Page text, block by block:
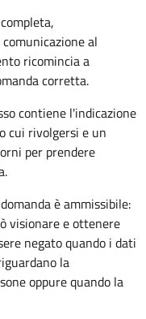
al
ricomincia a
corretta.
contiene l'indicazione
cui rivolgersi e un
per prendere
è ammissibile:
visionare e ottenere
negato quando i dati
la
oppure quando la